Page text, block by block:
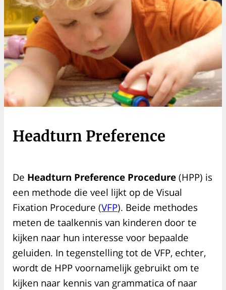
Headturn Preference
De Headturn Preference Procedure (HPP) is
een methode die veel lijkt op de Visual
Fixation Procedure (VFP). Beide methodes
meten de taalkennis van kinderen door te
kijken naar hun interesse voor bepaalde
geluiden. In tegenstelling tot de VFP, echter,
wordt de HPP voornamelijk gebruikt om te
kijken naar kennis van grammatica of naar